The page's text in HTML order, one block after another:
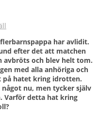
har avlidit.
efter det att matchen
avbröts och blev helt tom.
med alla anhöriga och
på hatet kring idrotten.
nu, men tycker själv
Varför detta hat kring